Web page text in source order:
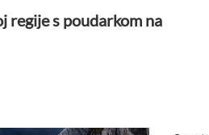
regije s poudarkom na